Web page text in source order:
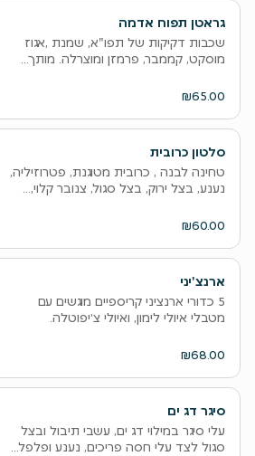
גראטן תפוח אדמה
שכבות דקיקות של תפו"א, שמנת ,אגוז
מוסקט, קממבר, פרמזן ומוצרלה. מותך...
₪65.00
סלטון כרובית
טחינה לבנה , כרובית מטוגנת, פטרוזיליה,
נענע, בצל ירוק, בצל סגול, צנובר קלוי,...
₪60.00
ארנצ'יני
5 כדורי ארנציני קריספיים מוגשים עם
מטבלי איולי לימון, ואיולי צ׳יפוטלה.
₪68.00
סיגר דג ים
עלי סיגר במילוי דג ים, עשבי תיבול ובצל
סגול לצד עלי חסה פריכים, נענע ופלפל...